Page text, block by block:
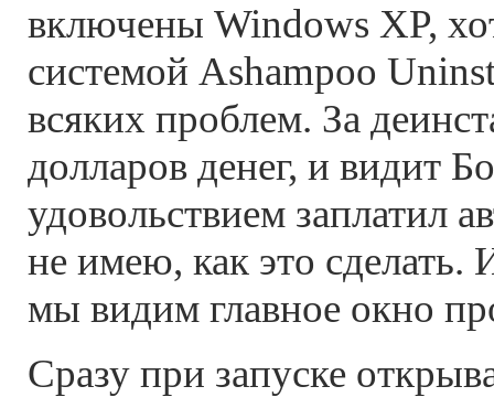
включены Windows XP,
системой Ashampoo
всяких проблем. За
долларов денег, и видит
удовольствием заплатил
не имею, как это сделать.
мы видим главное окно
Сразу при запуске